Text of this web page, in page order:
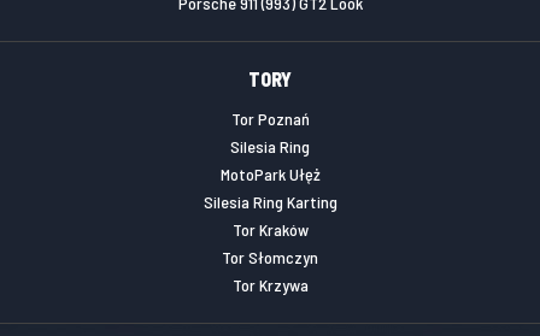
TORY
Tor Poznań
Silesia Ring
MotoPark Ułęż
Silesia Ring Karting
Tor Kraków
Tor Słomczyn
Tor Krzywa